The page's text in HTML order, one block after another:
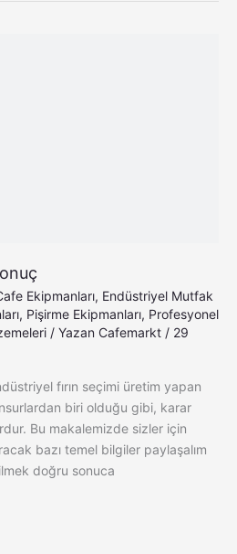
Ekipmanları, Endüstriyel Mutfak
, Pişirme Ekipmanları, Profesyonel
/ Yazan Cafemarkt / 29
fırın seçimi üretim yapan
biri olduğu gibi, karar
Bu makalemizde sizler için
bazı temel bilgiler paylaşalım
doğru sonuca